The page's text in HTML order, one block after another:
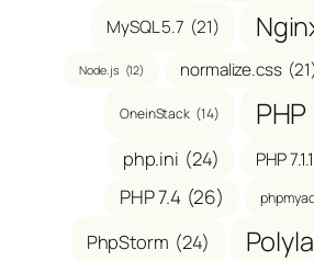
MySQL 5.7 (21)
Node.js (12) normalize.css
OneinStack (14) PHP
php.ini (24) PHP
PHP 7.4 (26)
PhpStorm (24)